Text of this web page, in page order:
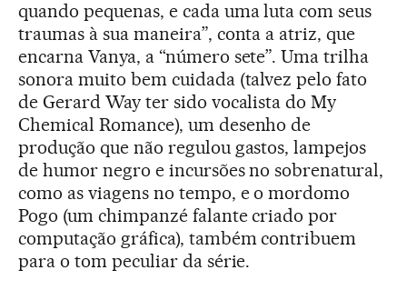
quando pequenas, e cada uma luta com seus
traumas à sua maneira”, conta a atriz, que
encarna Vanya, a “número sete”. Uma trilha
sonora muito bem cuidada (talvez pelo fato
de Gerard Way ter sido vocalista do My
Chemical Romance), um desenho de
produção que não regulou gastos, lampejos
de humor negro e incursões no sobrenatural,
como as viagens no tempo, e o mordomo
Pogo (um chimpanzé falante criado por
computação gráfica), também contribuem
para o tom peculiar da série.